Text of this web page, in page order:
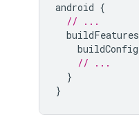
android {
// ...
buildFeatures
buildConfig
// ...
}
}